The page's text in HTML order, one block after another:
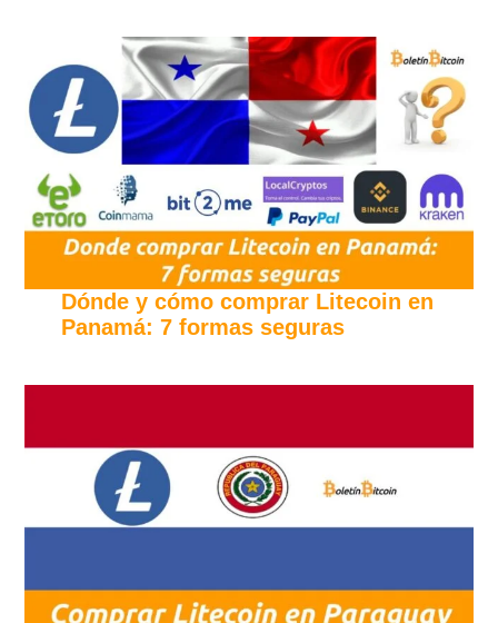
Dónde y cómo comprar Litecoin en
Panamá: 7 formas seguras